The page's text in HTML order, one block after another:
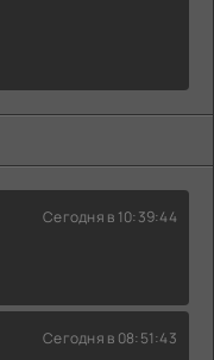
Сегодня в 10:39:44
Сегодня в 08:51:43